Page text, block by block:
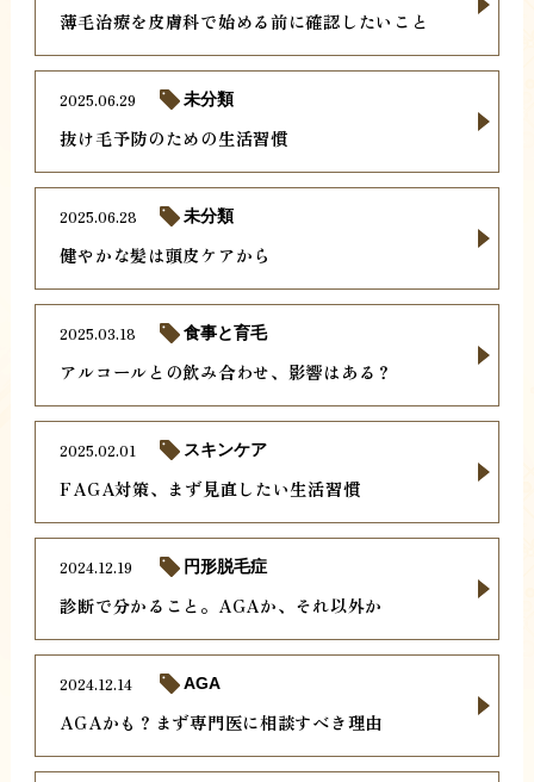
薄毛治療を皮膚科で始める前に確認したいこと
抜け毛予防のための生活習慣
2025.06.29 未分類
健やかな髪は頭皮ケアから
2025.06.28 未分類
アルコールとの飲み合わせ、影響はある？
2025.03.18 食事と育毛
FAGA対策、まず見直したい生活習慣
2025.02.01 スキンケア
診断で分かること。AGAか、それ以外か
2024.12.19 円形脱毛症
AGAかも？まず専門医に相談すべき理由
2024.12.14 AGA